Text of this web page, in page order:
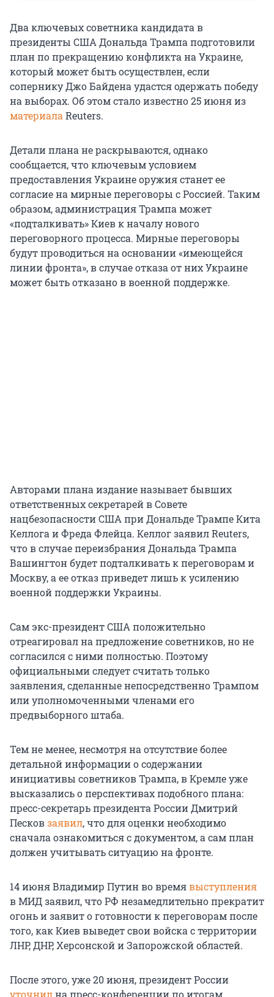
Два ключевых советника кандидата в
президенты США Дональда Трампа подготовили
план по прекращению конфликта на Украине,
который может быть осуществлен, если
сопернику Джо Байдена удастся одержать победу
на выборах. Об этом стало известно 25 июня из
материала Reuters.
Детали плана не раскрываются, однако
сообщается, что ключевым условием
предоставления Украине оружия станет ее
согласие на мирные переговоры с Россией. Таким
образом, администрация Трампа может
«подталкивать» Киев к началу нового
переговорного процесса. Мирные переговоры
будут проводиться на основании «имеющейся
линии фронта», в случае отказа от них Украине
может быть отказано в военной поддержке.
Авторами плана издание называет бывших
ответственных секретарей в Совете
нацбезопасности США при Дональде Трампе Кита
Келлога и Фреда Флейца. Келлог заявил Reuters,
что в случае переизбрания Дональда Трампа
Вашингтон будет подталкивать к переговорам и
Москву, а ее отказ приведет лишь к усилению
военной поддержки Украины.
Сам экс-президент США положительно
отреагировал на предложение советников, но не
согласился с ними полностью. Поэтому
официальными следует считать только
заявления, сделанные непосредственно Трампом
или уполномоченными членами его
предвыборного штаба.
Тем не менее, несмотря на отсутствие более
детальной информации о содержании
инициативы советников Трампа, в Кремле уже
высказались о перспективах подобного плана:
пресс-секретарь президента России Дмитрий
Песковзаявил, что для оценки необходимо
сначала ознакомиться с документом, а сам план
должен учитывать ситуацию на фронте.
14 июня Владимир Путин во времявыступления
в МИД заявил, что РФ незамедлительно прекратит
огонь и заявит о готовности к переговорам после
того, как Киев выведет свои войска с территории
ЛНР, ДНР, Херсонской и Запорожской областей.
После этого, уже 20 июня, президент России
уточнилна пресс-конференции по итогам